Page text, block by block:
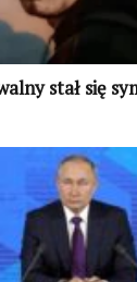
stał się